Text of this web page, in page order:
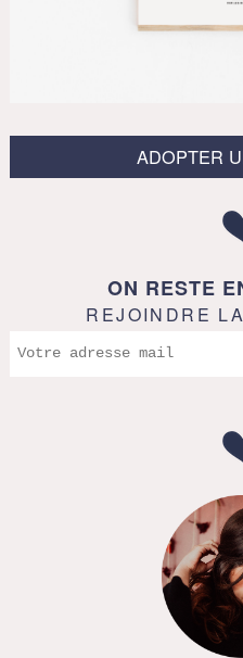
ADOPTER
ON RESTE
REJOINDRE